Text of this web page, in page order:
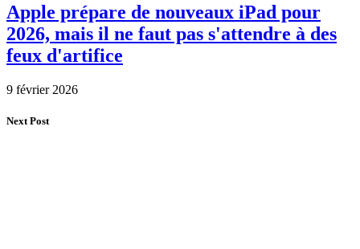
Apple prépare de nouveaux iPad pour
2026, mais il ne faut pas s'attendre à des
feux d'artifice
9 février 2026
Next Post